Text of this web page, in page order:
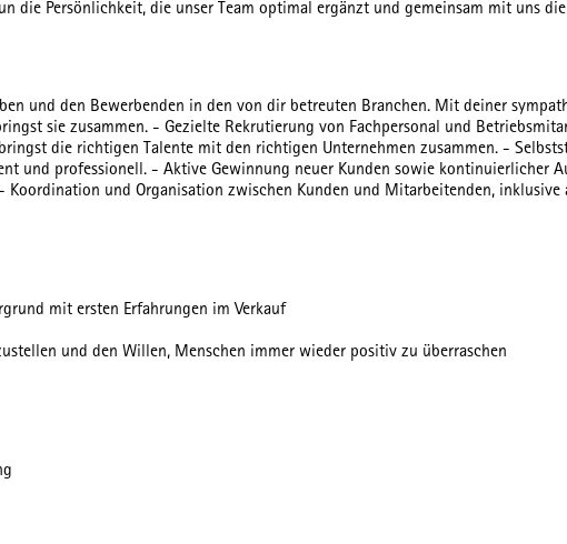
die Persönlichkeit, die unser Team optimal ergänzt und gemeinsam mit uns
und den Bewerbenden in den von dir betreuten Branchen. Mit deiner
sie zusammen. - Gezielte Rekrutierung von Fachpersonal und
die richtigen Talente mit den richtigen Unternehmen zusammen. -
und professionell. - Aktive Gewinnung neuer Kunden sowie kontinuierlicher
Koordination und Organisation zwischen Kunden und Mitarbeitenden,
mit ersten Erfahrungen im Verkauf
und den Willen, Menschen immer wieder positiv zu überraschen